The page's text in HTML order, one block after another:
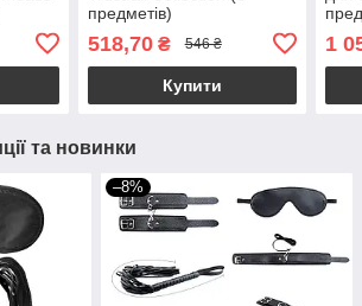
предметів)
518,70₴ 546 ₴
Купити
1
та новинки
–8%